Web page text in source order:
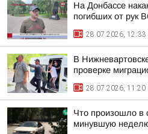
На Донбассе
погибших от рук
28.07.2026, 12:33
В
проверке
28.07.2026, 11:20
Что произошло в
минувшую